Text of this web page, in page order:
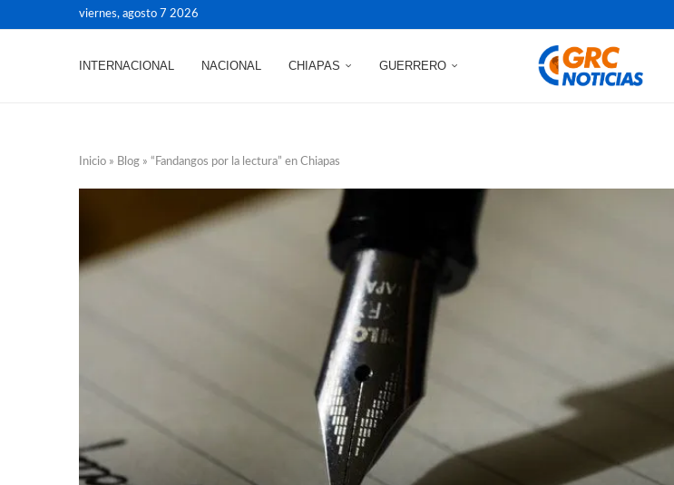
viernes, agosto 7 2026
INTERNACIONAL NACIONAL CHIAPAS GUERRERO
Inicio » Blog » “Fandangos por la lectura” en Chiapas